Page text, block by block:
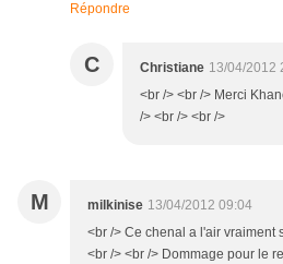
Répondre
C Christiane 13/04/2012
<br /> <br /> Merci
/> <br /> <br />
M milkinise 13/04/2012 09:04
<br /> Ce chenal a l'air vraiment
<br /> <br /> Dommage pour le